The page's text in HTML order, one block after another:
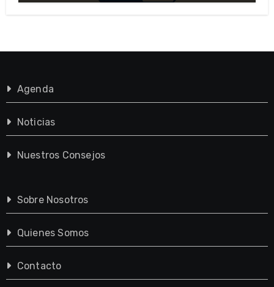
Agenda
Noticias
Nuestros Consejos
Sobre Nosotros
Quienes Somos
Contacto